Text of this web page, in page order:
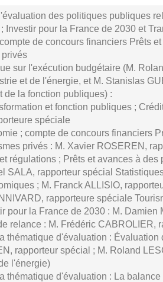
des politiques publiques
Investir pour la France de 2030 et
de concours financiers Prêts
sur l'exécution budgétaire (M.
et de l'énergie, et M. Stanislas
de la fonction publiques) :
et fonction publiques ;
spéciale
; compte de concours financiers
privés : M. Xavier ROSEREN,
régulations ; Prêts et avances à
SALA, rapporteur spécial
; M. Franck ALLISIO,
rapporteure spéciale
pour la France de 2030 : M. Damien
relance : M. Frédéric CABROLIER,
thématique d'évaluation :
rapporteur spécial ; M. Roland
l'énergie)
thématique d'évaluation : La